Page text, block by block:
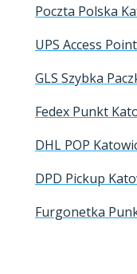
Poczta Polska
UPS Access Point
GLS Szybka
Fedex Punkt
DHL POP
DPD Pickup
Furgonetka